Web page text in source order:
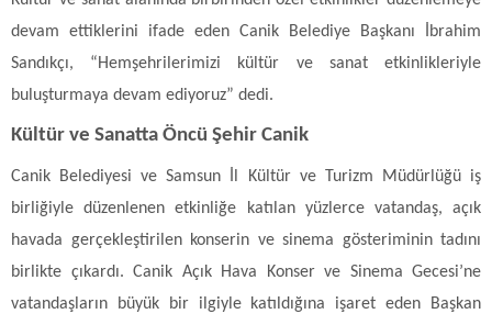
devam ettiklerini ifade eden Canik Belediye Başkanı İbrahim
Sandıkçı, “Hemşehrilerimizi kültür ve sanat etkinlikleriyle
buluşturmaya devam ediyoruz” dedi.
Kültür ve Sanatta Öncü Şehir Canik
Canik Belediyesi ve Samsun İl Kültür ve Turizm Müdürlüğü iş
birliğiyle düzenlenen etkinliğe katılan yüzlerce vatandaş, açık
havada gerçekleştirilen konserin ve sinema gösteriminin tadını
birlikte çıkardı. Canik Açık Hava Konser ve Sinema Gecesi’ne
vatandaşların büyük bir ilgiyle katıldığına işaret eden Başkan